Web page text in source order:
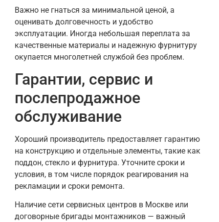
Важно не гнаться за минимальной ценой, а
оценивать долговечность и удобство
эксплуатации. Иногда небольшая переплата за
качественные материалы и надежную фурнитуру
окупается многолетней службой без проблем.
Гарантии, сервис и
послепродажное
обслуживание
Хороший производитель предоставляет гарантию
на конструкцию и отдельные элементы, такие как
поддон, стекло и фурнитура. Уточните сроки и
условия, в том числе порядок реагирования на
рекламации и сроки ремонта.
Наличие сети сервисных центров в Москве или
договорные бригады монтажников — важный